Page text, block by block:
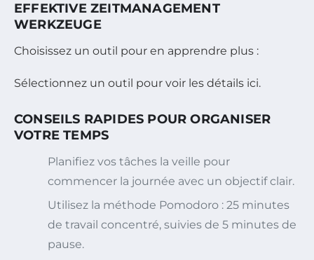
EFFEKTIVE ZEITMANAGEMENT
WERKZEUGE
Choisissez un outil pour en apprendre plus :
Sélectionnez un outil pour voir les détails ici.
CONSEILS RAPIDES POUR ORGANISER
VOTRE TEMPS
Planifiez vos tâches la veille pour
commencer la journée avec un objectif clair.
Utilisez la méthode Pomodoro : 25 minutes
de travail concentré, suivies de 5 minutes de
pause.